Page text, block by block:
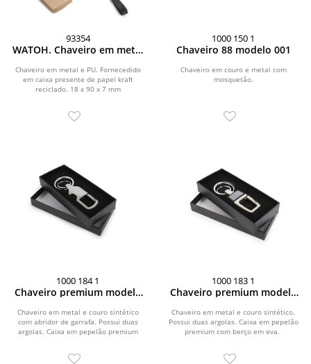
93354
WATOH. Chaveiro em metal
Chaveiro em metal e PU. Fornecedido
em caixa presente de papel kraft
reciclado. 18 x 90 x 7 mm
1000 150 1
Chaveiro 88 modelo 001
Chaveiro em couro e metal com
mosquetão.
1000 184 1
Chaveiro premium modelo
Chaveiro em metal e couro sintético
com abridor de garrafa. Possui duas
argolas. Caixa em pepelão premium
1000 183 1
Chaveiro premium modelo
Chaveiro em metal e couro sintético.
Possui duas argolas. Caixa em pepelão
premium com berço em eva.